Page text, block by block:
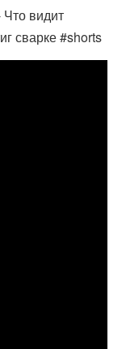
видит
сварке #shorts